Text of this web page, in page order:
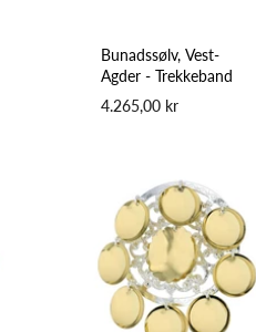
Bunadssølv, Vest-
Agder - Trekkeband
4.265,00 kr